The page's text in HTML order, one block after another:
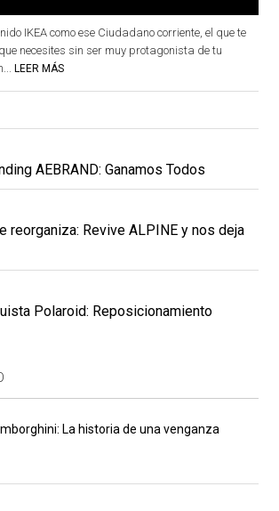
IKEA como ese Ciudadano corriente, el que te
necesites sin ser muy protagonista de tu
LEER MÁS
AEBRAND: Ganamos Todos
reorganiza: Revive ALPINE y nos deja
Polaroid: Reposicionamiento
La historia de una venganza